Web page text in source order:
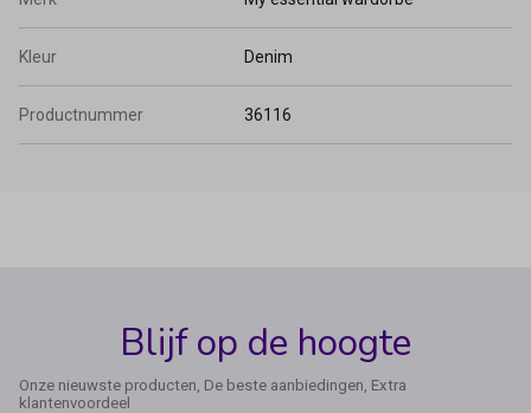
Kleur Denim
Productnummer 36116
Blijf op de hoogte
Onze nieuwste producten, De beste aanbiedingen, Extra
klantenvoordeel